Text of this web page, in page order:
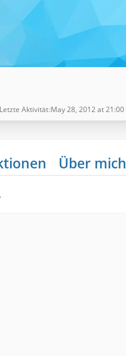
Letzte Aktivität May 28, 2012 at 21:00
Über mich